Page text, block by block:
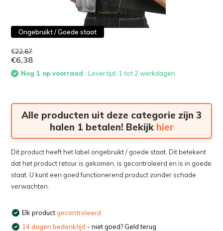
Ongebruikt / Goede staat
€22,87
€6,38
Nog 1 op voorraad: Levertijd: 1 tot 2 werkdagen
Alle producten uit deze categorie zijn 3
halen 1 betalen! Bekijk hier
Dit product heeft het label ongebruikt / goede staat. Dit betekent
dat het product retour is gekomen, is gecontroleerd en is in goede
staat. U kunt een goed functionerend product zonder schade
verwachten.
Elk productgecontroleerd
14 dagen bedenktijd - niet goed? Geld terug